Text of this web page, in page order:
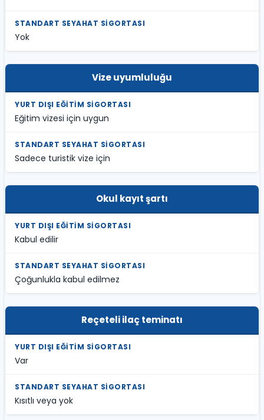
Yok
Vize uyumluluğu
Eğitim vizesi için uygun
Sadece turistik vize için
Okul kayıt şartı
Kabul edilir
Çoğunlukla kabul edilmez
Reçeteli ilaç teminatı
Var
Kısıtlı veya yok